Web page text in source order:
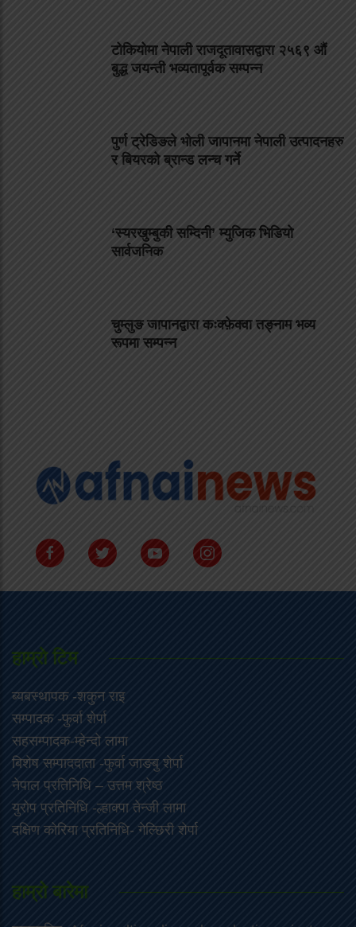
टोकियोमा नेपाली राजदूतावासद्वारा २५६९ औं
बुद्ध जयन्ती भव्यतापूर्वक सम्पन्न
पुर्ण ट्रेडिङले भोली जापानमा नेपाली उत्पादनहरु
र बियरको ब्रान्ड लन्च गर्ने
‘स्यरखुम्बुकी सम्दिनी’ म्युजिक भिडियो
सार्वजनिक
चुम्लुङ जापानद्वारा कःक्फ़ेक्वा तङ्नाम भव्य
रूपमा सम्पन्न
हाम्राे टिम
ब्यबस्थापक -शकुन राइ
सम्पादक -फुर्वा शेर्पा
सहसम्पादक-म्हेन्दो लामा
‍बिशेष सम्पाददाता -फुर्वा जा‌ङबु शेर्पा
नेपाल प्रतिनिधि – उत्तम श्रेष्ठ
युरोप प्रतिनिधि -ल्हाक्पा तेन्जी लामा
दक्षिण कोरिया प्रतिनिधि- गेल्छिरी शेर्पा
हाम्रो बारेमा